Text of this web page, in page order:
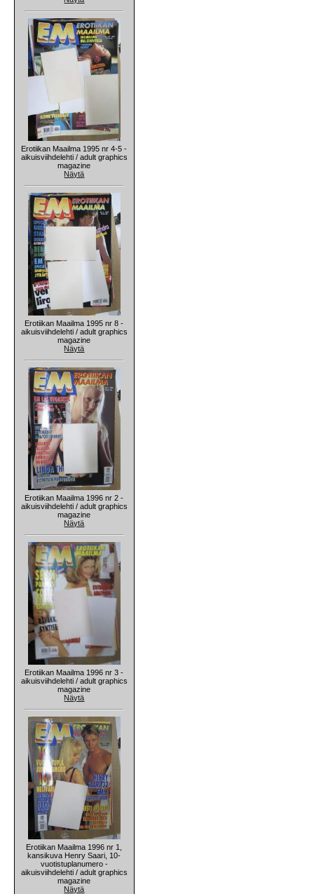
Erotiikan Maailma 1995 nr 4-5 -
aikuisviihdelehti / adult graphics
magazine
Näytä
Erotiikan Maailma 1995 nr 8 -
aikuisviihdelehti / adult graphics
magazine
Näytä
Erotiikan Maailma 1996 nr 2 -
aikuisviihdelehti / adult graphics
magazine
Näytä
Erotiikan Maailma 1996 nr 3 -
aikuisviihdelehti / adult graphics
magazine
Näytä
Erotiikan Maailma 1996 nr 1,
kansikuva Henry Saari, 10-
vuotistuplanumero -
aikuisviihdelehti / adult graphics
magazine
Näytä